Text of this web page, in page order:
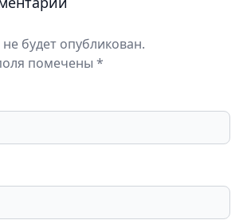
будет опубликован.
помечены *